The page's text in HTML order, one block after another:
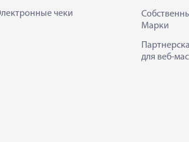
чеки
Марки
для веб-